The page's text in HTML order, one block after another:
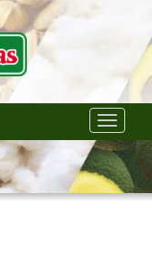
Toggle